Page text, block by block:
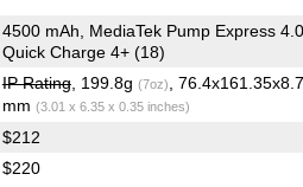
4500 mAh, MediaTek Pump Express
Quick Charge 4+ (18)
IP Rating, 199.8g (7oz)
,
mm (3.01 x 6.35 x 0.35 inches)
$212
$220